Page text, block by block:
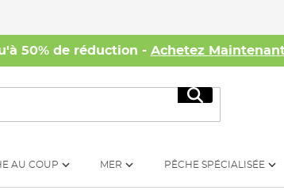
50% de réduction - Achetez
Rechercher
AU COUP MER PÊCHE SPÉCIALISÉE